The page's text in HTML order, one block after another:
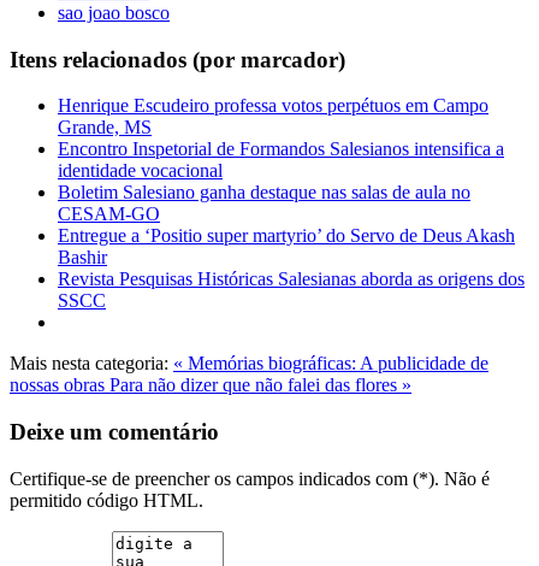
sao joao bosco
Itens relacionados (por marcador)
Henrique Escudeiro professa votos perpétuos em Campo
Grande, MS
Encontro Inspetorial de Formandos Salesianos intensifica a
identidade vocacional
Boletim Salesiano ganha destaque nas salas de aula no
CESAM-GO
Entregue a ‘Positio super martyrio’ do Servo de Deus Akash
Bashir
Revista Pesquisas Históricas Salesianas aborda as origens dos
SSCC
Mais nesta categoria: « Memórias biográficas: A publicidade de
nossas obras Para não dizer que não falei das flores »
Deixe um comentário
Certifique-se de preencher os campos indicados com (*). Não é
permitido código HTML.